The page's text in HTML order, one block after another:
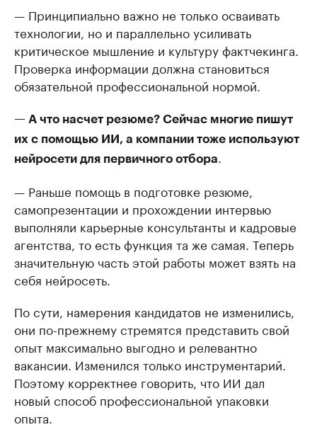
— Принципиально важно не только осваивать
технологии, но и параллельно усиливать
критическое мышление и культуру фактчекинга.
Проверка информации должна становиться
обязательной профессиональной нормой.
— А что насчет резюме? Сейчас многие пишут
их с помощью ИИ, а компании тоже используют
нейросети для первичного отбора
— Раньше помощь в подготовке резюме,
самопрезентации и прохождении интервью
выполняли карьерные консультанты и кадровые
агентства, то есть функция та же самая. Теперь
значительную часть этой работы может взять на
себя нейросеть.
По сути, намерения кандидатов не изменились,
они по-прежнему стремятся представить свой
опыт максимально выгодно и релевантно
вакансии. Изменился только инструментарий.
Поэтому корректнее говорить, что ИИ дал
новый способ профессиональной упаковки
опыта.